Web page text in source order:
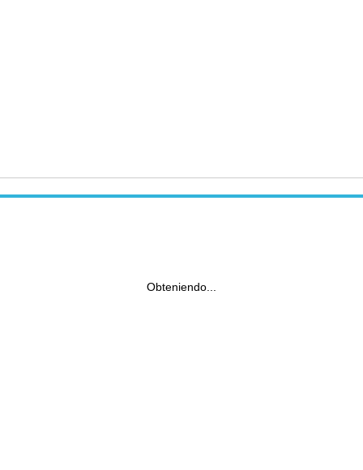
Obteniendo...